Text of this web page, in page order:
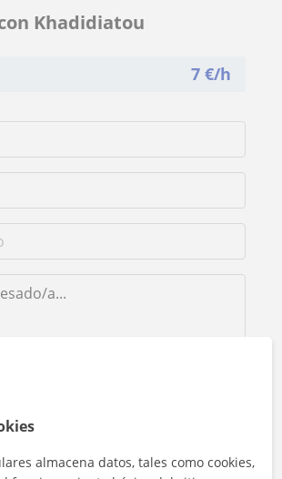
Khadidiatou
7 €/h
almacena datos, tales como cookies,